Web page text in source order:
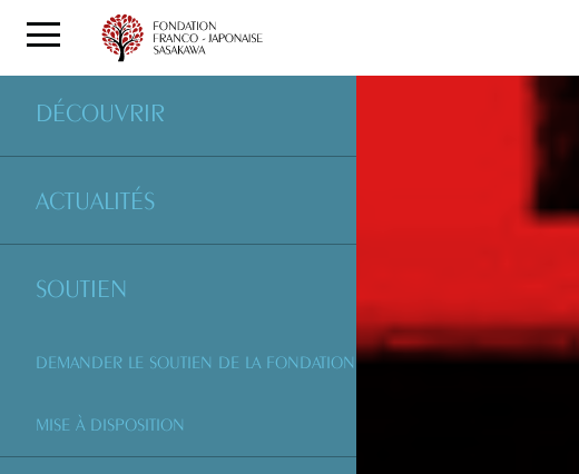
DÉCOUVRIR
ACTUALITÉS
SOUTIEN
DEMANDER LE SOUTIEN DE LA FONDATION
MISE À DISPOSITION